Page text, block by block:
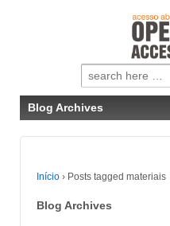
Pesquisar
por:
Blog Archives
Início › Posts tagged materiais
Blog Archives